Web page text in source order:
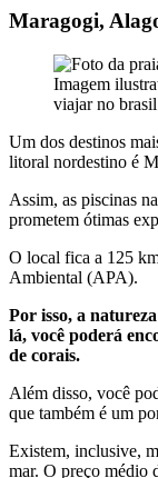
Maragogi,
Um dos destinos
litoral nordestino é
Assim, as piscinas
prometem ótimas
O local fica a 125
Ambiental (APA).
Por isso, a
lá, você poderá
de corais.
Além disso, você
que também é um
Existem, inclusive,
mar. O preço médio